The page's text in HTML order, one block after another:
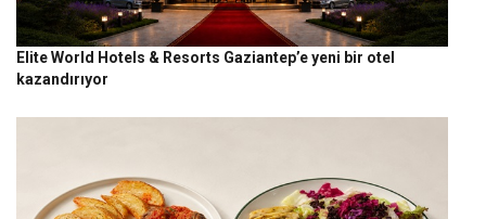
Elite World Hotels & Resorts Gaziantep’e yeni bir otel
kazandırıyor